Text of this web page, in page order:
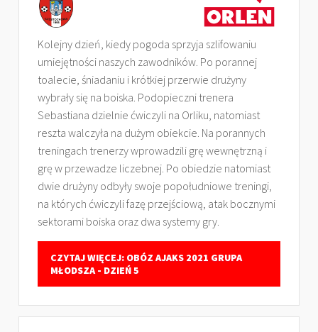
Kolejny dzień, kiedy pogoda sprzyja szlifowaniu
umiejętności naszych zawodników. Po porannej
toalecie, śniadaniu i krótkiej przerwie drużyny
wybrały się na boiska. Podopieczni trenera
Sebastiana dzielnie ćwiczyli na Orliku, natomiast
reszta walczyła na dużym obiekcie. Na porannych
treningach trenerzy wprowadzili grę wewnętrzną i
grę w przewadze liczebnej. Po obiedzie natomiast
dwie drużyny odbyły swoje popołudniowe treningi,
na których ćwiczyli fazę przejściową, atak bocznymi
sektorami boiska oraz dwa systemy gry.
CZYTAJ WIĘCEJ: OBÓZ AJAKS 2021 GRUPA
MŁODSZA - DZIEŃ 5